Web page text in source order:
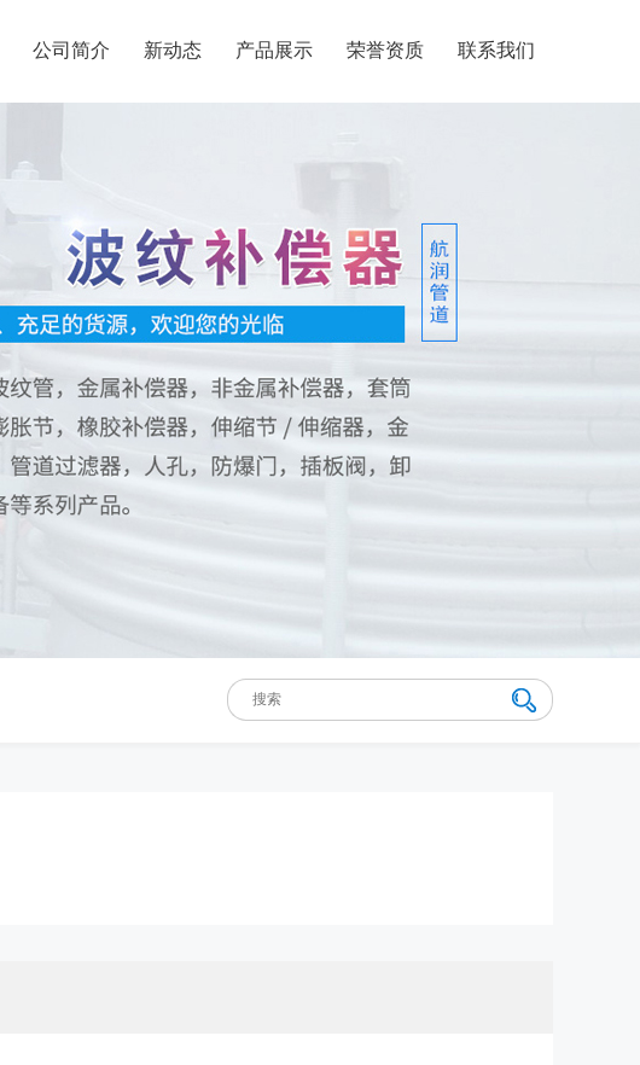
公司简介 新动态 产品展示 荣誉资质 联系我们